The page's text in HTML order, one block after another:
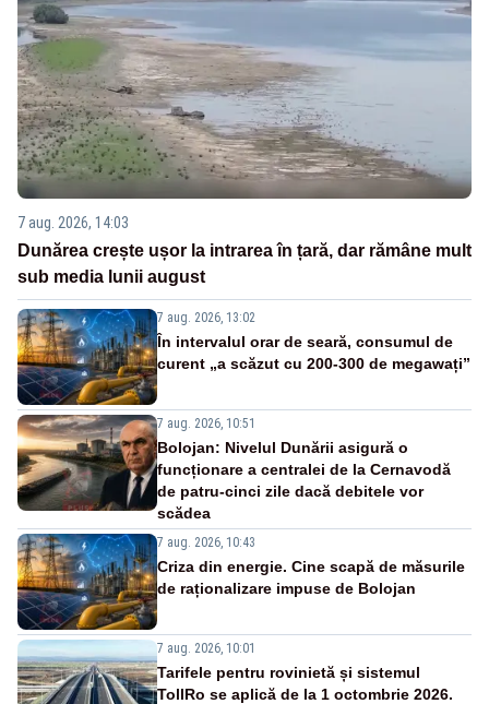
7 aug. 2026, 14:03
Dunărea crește ușor la intrarea în țară, dar rămâne mult
sub media lunii august
7 aug. 2026, 13:02
În intervalul orar de seară, consumul de
curent „a scăzut cu 200-300 de megawați”
7 aug. 2026, 10:51
Bolojan: Nivelul Dunării asigură o
funcționare a centralei de la Cernavodă
de patru-cinci zile dacă debitele vor
scădea
7 aug. 2026, 10:43
Criza din energie. Cine scapă de măsurile
de raționalizare impuse de Bolojan
7 aug. 2026, 10:01
Tarifele pentru rovinietă și sistemul
TollRo se aplică de la 1 octombrie 2026.